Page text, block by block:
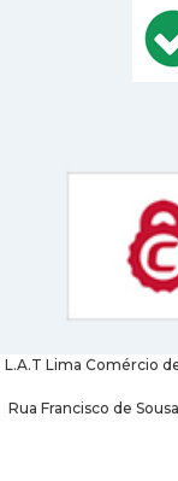
L.A.T Lima Comércio
Rua Francisco de